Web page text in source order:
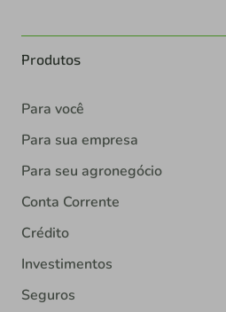
Produtos
Para você
Para sua empresa
Para seu agronegócio
Conta Corrente
Crédito
Investimentos
Seguros